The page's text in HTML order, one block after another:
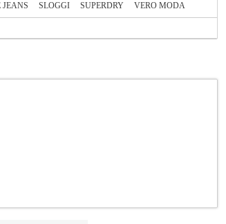
JEANS SLOGGI SUPERDRY VERO MODA